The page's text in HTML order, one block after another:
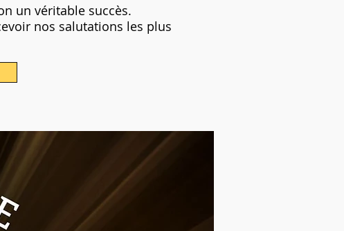
un véritable succès.
nos salutations les plus